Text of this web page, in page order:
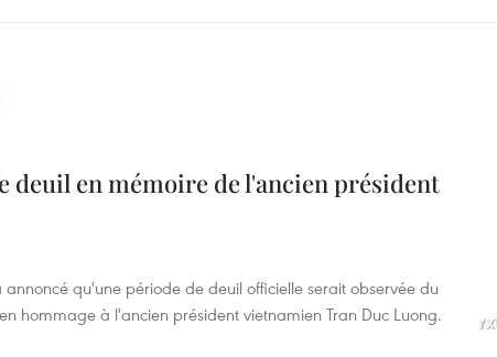
deuil en mémoire de l'ancien président
qu'une période de deuil officielle serait observée du
hommage à l'ancien président vietnamien Tran Duc Luong.